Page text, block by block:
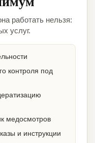
работать нельзя:
услуг.
контроля под
медосмотров
и инструкции